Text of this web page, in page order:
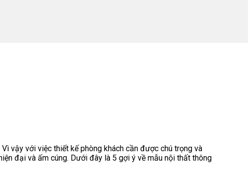
vậy với việc thiết kế phòng khách cần được chú trọng và
đại và ấm cúng. Dưới đây là 5 gợi ý về mẫu nội thất thông